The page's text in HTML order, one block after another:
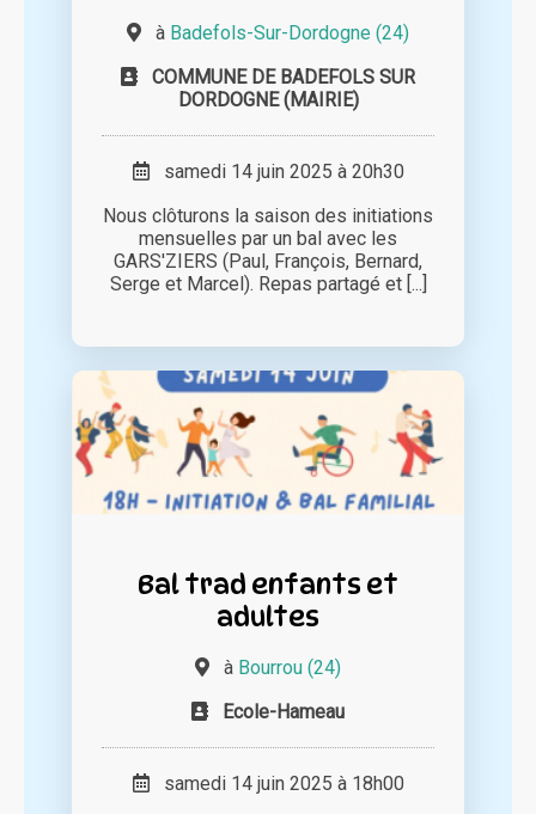
à Badefols-Sur-Dordogne (24)
COMMUNE DE BADEFOLS SUR
DORDOGNE (MAIRIE)
samedi 14 juin 2025 à 20h30
Nous clôturons la saison des initiations
mensuelles par un bal avec les
GARS'ZIERS (Paul, François, Bernard,
Serge et Marcel). Repas partagé et [...]
Bal trad enfants et
adultes
à Bourrou (24)
Ecole-Hameau
samedi 14 juin 2025 à 18h00